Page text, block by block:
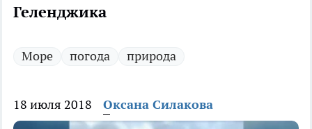
Геленджика
Море погода природа
18 июля 2018 Оксана Силакова